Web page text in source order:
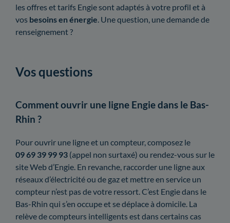
les offres et tarifs Engie sont adaptés à votre profil et à
vos besoins en énergie. Une question, une demande de
renseignement ?
Vos questions
Comment ouvrir une ligne Engie dans le Bas-
Rhin ?
Pour ouvrir une ligne et un compteur, composez le
09 69 39 99 93 (appel non surtaxé) ou rendez-vous sur le
site Web d’Engie. En revanche, raccorder une ligne aux
réseaux d’électricité ou de gaz et mettre en service un
compteur n’est pas de votre ressort. C’est Engie dans le
Bas-Rhin qui s’en occupe et se déplace à domicile. La
relève de compteurs intelligents est dans certains cas